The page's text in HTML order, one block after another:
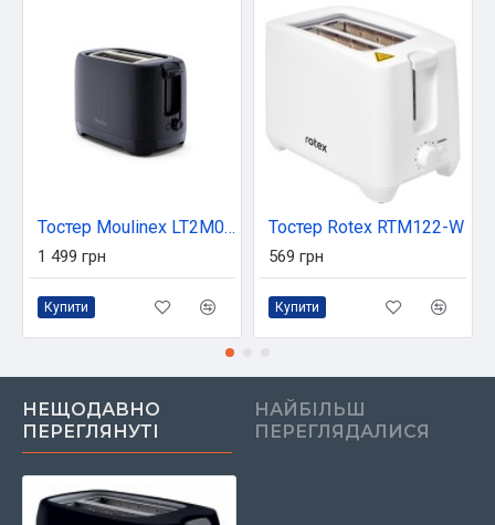
Тостер Moulinex LT2M0810
1 499 грн
Купити
Тостер Rotex RTM122-W
569 грн
Купити
НЕЩОДАВНО
ПЕРЕГЛЯНУТІ
НАЙБІЛЬШ
ПЕРЕГЛЯДАЛИСЯ